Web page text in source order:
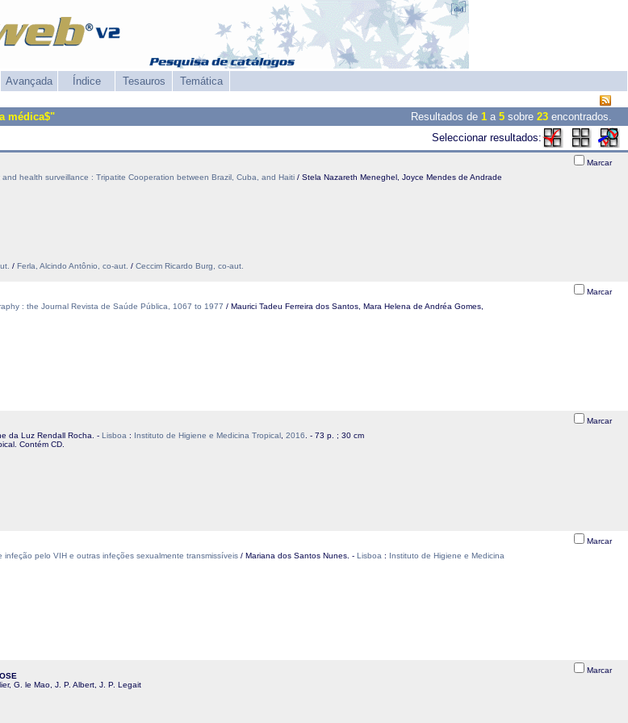
Avançada Índice Tesauros Temática
médica$" Resultados de 1 a 5 sobre 23 encontrados.
Seleccionar resultados:
health surveillance : Tripatite Cooperation between Brazil, Cuba, and Haiti / Stela Nazareth Meneghel, Joyce Mendes de Andrade
/ Ferla, Alcindo Antônio, co-aut. / Ceccim Ricardo Burg, co-aut.
Marcar
: the Journal Revista de Saúde Pública, 1067 to 1977 / Maurici Tadeu Ferreira dos Santos, Mara Helena de Andréa Gomes,
Marcar
da Luz Rendall Rocha. - Lisboa : Instituto de Higiene e Medicina Tropical 2016 . - 73 p. ; 30 cm
Contém CD.
Marcar
pelo VIH e outras infeções sexualmente transmissíveis / Mariana dos Santos Nunes. - Lisboa : Instituto de Higiene e Medicina
Marcar
G. le Mao, J. P. Albert, J. P. Legait
Marcar